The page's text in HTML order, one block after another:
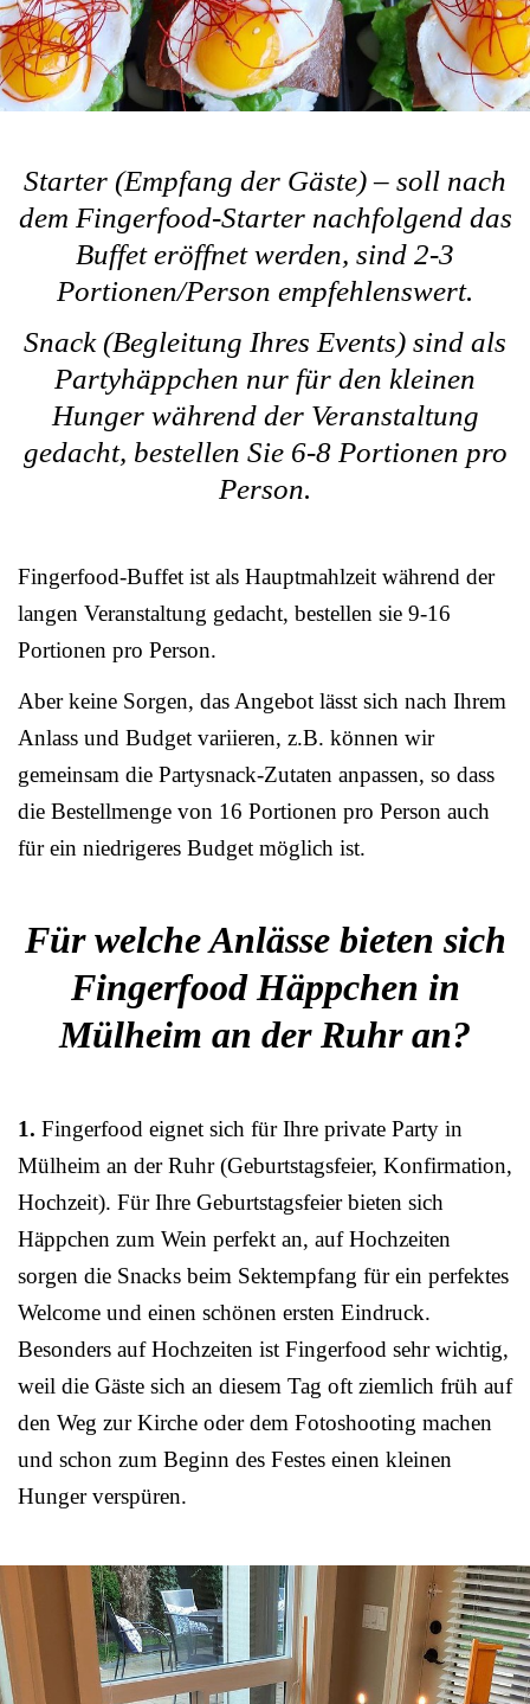
Starter (Empfang der Gäste) – soll nach
dem Fingerfood-Starter nachfolgend das
Buffet eröffnet werden, sind 2-3
Portionen/Person empfehlenswert.
Snack (Begleitung Ihres Events) sind als
Partyhäppchen nur für den kleinen
Hunger während der Veranstaltung
gedacht, bestellen Sie 6-8 Portionen pro
Person.
Fingerfood-Buffet ist als Hauptmahlzeit während der
langen Veranstaltung gedacht, bestellen sie 9-16
Portionen pro Person.
Aber keine Sorgen, das Angebot lässt sich nach Ihrem
Anlass und Budget variieren, z.B. können wir
gemeinsam die Partysnack-Zutaten anpassen, so dass
die Bestellmenge von 16 Portionen pro Person auch
für ein niedrigeres Budget möglich ist.
Für welche Anlässe bieten sich
Fingerfood Häppchen in
Mülheim an der Ruhr an?
1. Fingerfood eignet sich für Ihre private Party in
Mülheim an der Ruhr (Geburtstagsfeier, Konfirmation,
Hochzeit). Für Ihre Geburtstagsfeier bieten sich
Häppchen zum Wein perfekt an, auf Hochzeiten
sorgen die Snacks beim Sektempfang für ein perfektes
Welcome und einen schönen ersten Eindruck.
Besonders auf Hochzeiten ist Fingerfood sehr wichtig,
weil die Gäste sich an diesem Tag oft ziemlich früh auf
den Weg zur Kirche oder dem Fotoshooting machen
und schon zum Beginn des Festes einen kleinen
Hunger verspüren.